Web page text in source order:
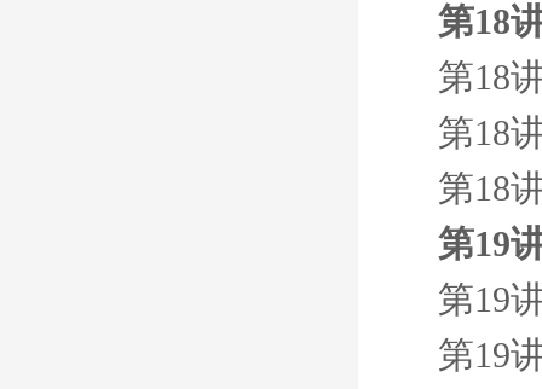
第18
第18
第18
第18
第19
第19
第19